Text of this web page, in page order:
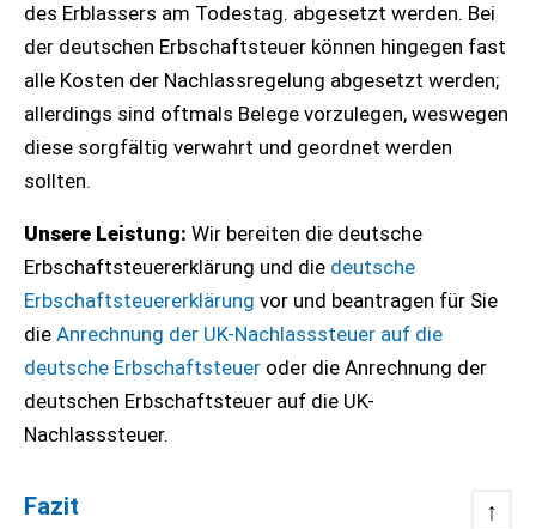
des Erblassers am Todestag. abgesetzt werden. Bei
der deutschen Erbschaftsteuer können hingegen fast
alle Kosten der Nachlassregelung abgesetzt werden;
allerdings sind oftmals Belege vorzulegen, weswegen
diese sorgfältig verwahrt und geordnet werden
sollten.
Unsere Leistung: Wir bereiten die deutsche
Erbschaftsteuererklärung und die deutsche
Erbschaftsteuererklärung vor und beantragen für Sie
die Anrechnung der UK-Nachlasssteuer auf die
deutsche Erbschaftsteuer oder die Anrechnung der
deutschen Erbschaftsteuer auf die UK-
Nachlasssteuer.
Fazit ↑